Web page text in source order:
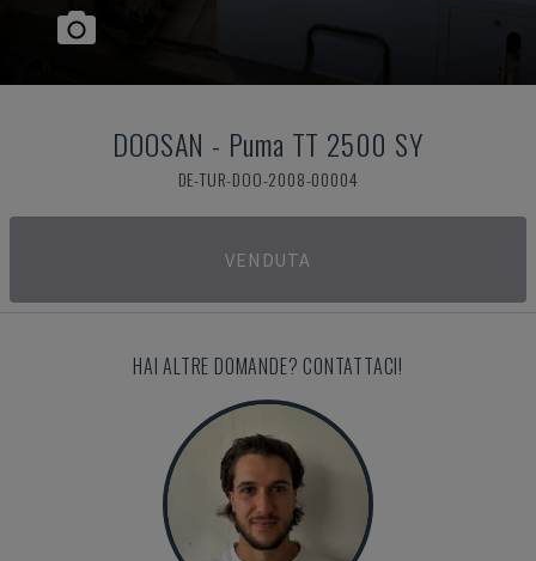
DOOSAN - Puma TT 2500 SY
DE-TUR-DOO-2008-00004
VENDUTA
HAI ALTRE DOMANDE? CONTATTACI!